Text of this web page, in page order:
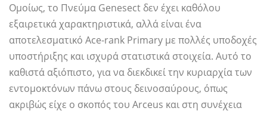
Ομοίως, το Πνεύμα Genesect δεν έχει καθόλου
εξαιρετικά χαρακτηριστικά, αλλά είναι ένα
αποτελεσματικό Ace-rank Primary με πολλές υποδοχές
υποστήριξης και ισχυρά στατιστικά στοιχεία. Αυτό το
καθιστά αξιόπιστο, για να διεκδικεί την κυριαρχία των
εντομοκτόνων πάνω στους δεινοσαύρους, όπως
ακριβώς είχε ο σκοπός του Arceus και στη συνέχεια